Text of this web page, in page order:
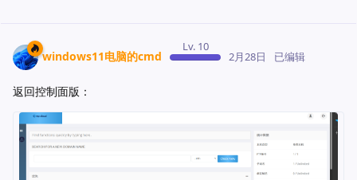
windows11电脑的cmd
Lv. 10
2月28日 已编辑
返回控制面版：